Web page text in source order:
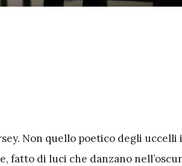
Non quello poetico degli uccelli
fatto di luci che danzano